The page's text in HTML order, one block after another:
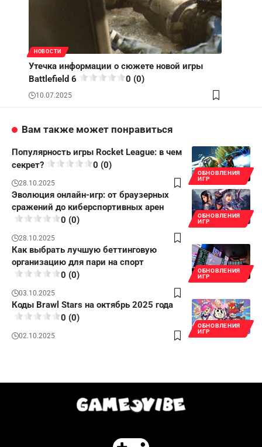
НОВОСТИ
Утечка информации о сюжете новой игры
Battlefield 6
0 (0)
10.07.2025
Вам также может понравиться
ОБНОВЛЕНИЯ
ИГР
Популярность игры Rocket League: в чем
секрет?
0 (0)
28.10.2025
ОБНОВЛЕНИЯ
ИГР
Эволюция онлайн-игр: от браузерных
сражений до киберспортивных арен
0 (0)
28.10.2025
ОБНОВЛЕНИЯ
ИГР
Как выбрать лучшую беттинговую
организацию для пари на спорт
0 (0)
03.10.2025
ОБНОВЛЕНИЯ
ИГР
Коды Brawl Stars на октябрь 2025 года
0 (0)
02.10.2025